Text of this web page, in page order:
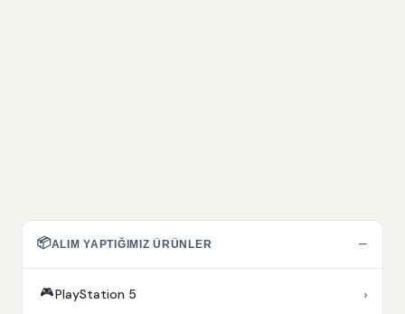
📦ALIM YAPTIĞIMIZ ÜRÜNLER −
🎮PlayStation 5 ›